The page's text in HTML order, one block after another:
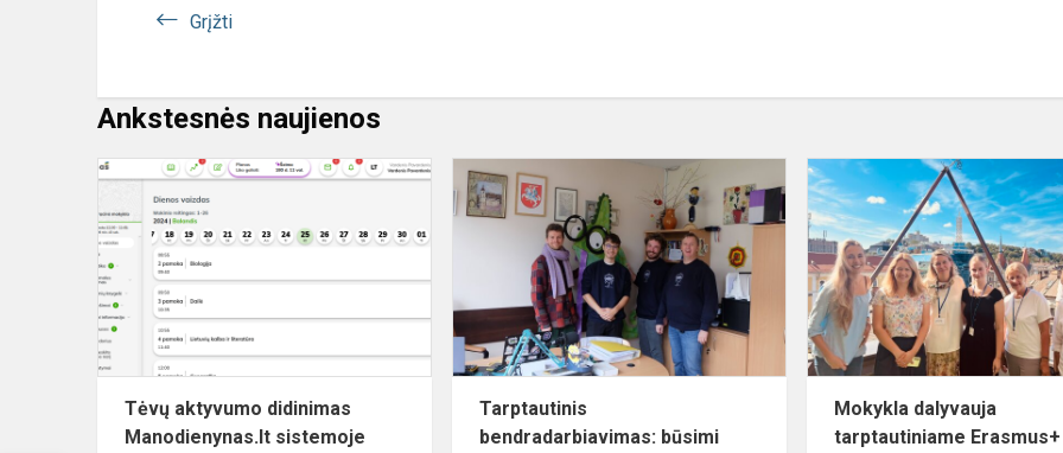
Grįžti
Ankstesnės naujienos
Tėvų
aktyvumo
didinimas
Manodienynas.lt
sistemoje
Tėvų aktyvumo didinimas
Manodienynas.lt sistemoje
Tarptautinis
bendradarbiavimas:
būsimi
prancūzų
pedagogai,...
Tarptautinis
bendradarbiavimas: būsimi
Mokykla dalyvauja
tarptautiniame Erasmus+